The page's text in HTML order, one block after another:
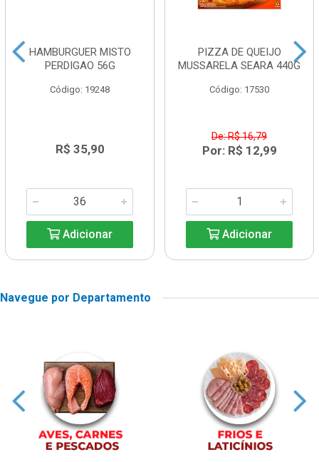
HAMBURGUER MISTO
PERDIGAO 56G
Código: 19248
R$ 35,90
Adicionar
PIZZA DE QUEIJO
MUSSARELA SEARA 440G
Código: 17530
De: R$ 16,79
Por: R$ 12,99
Adicionar
Navegue por Departamento